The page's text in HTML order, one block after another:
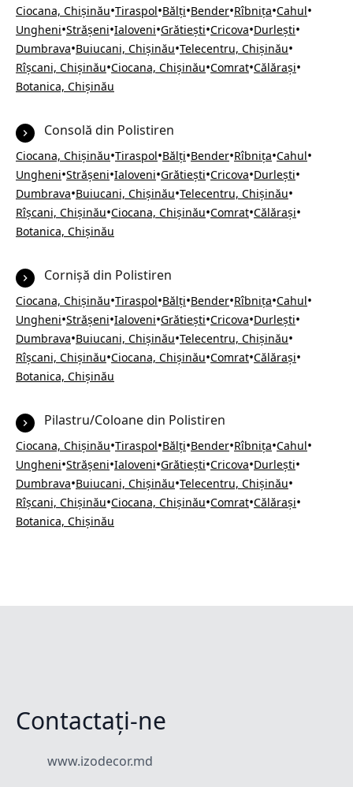
Ciocana, Chișinău•Tiraspol•Bălți•Bender•Rîbnița•Cahul•
Ungheni•Strășeni•Ialoveni•Grătiești•Cricova•Durlești•
Dumbrava•Buiucani, Chișinău•Telecentru, Chișinău•
Rîșcani, Chișinău•Ciocana, Chișinău•Comrat•Călărași•
Botanica, Chișinău
Consolă din Polistiren
Ciocana, Chișinău•Tiraspol•Bălți•Bender•Rîbnița•Cahul•
Ungheni•Strășeni•Ialoveni•Grătiești•Cricova•Durlești•
Dumbrava•Buiucani, Chișinău•Telecentru, Chișinău•
Rîșcani, Chișinău•Ciocana, Chișinău•Comrat•Călărași•
Botanica, Chișinău
Cornișă din Polistiren
Ciocana, Chișinău•Tiraspol•Bălți•Bender•Rîbnița•Cahul•
Ungheni•Strășeni•Ialoveni•Grătiești•Cricova•Durlești•
Dumbrava•Buiucani, Chișinău•Telecentru, Chișinău•
Rîșcani, Chișinău•Ciocana, Chișinău•Comrat•Călărași•
Botanica, Chișinău
Pilastru/Coloane din Polistiren
Ciocana, Chișinău•Tiraspol•Bălți•Bender•Rîbnița•Cahul•
Ungheni•Strășeni•Ialoveni•Grătiești•Cricova•Durlești•
Dumbrava•Buiucani, Chișinău•Telecentru, Chișinău•
Rîșcani, Chișinău•Ciocana, Chișinău•Comrat•Călărași•
Botanica, Chișinău
Contactați-ne
www.izodecor.md